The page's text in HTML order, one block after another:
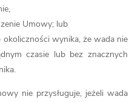
Umowy; lub
wynika, że wada nie
czasie lub bez znacznych
nie przysługuje, jeżeli wada